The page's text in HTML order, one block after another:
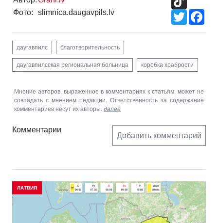
Фото:
slimnica.daugavpils.lv
Twitter
даугавпилс благотворительность
даугавпилсская региональная больница коробка храбрости
Мнение авторов, выраженное в комментариях к статьям, может не
совпадать с мнением редакции. Ответственность за содержание
комментариев несут их авторы. далее
Комментарии
Добавить комментарий
ЛАТВИЯ